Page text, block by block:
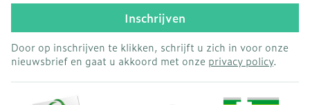
Inschrijven
Door op inschrijven te klikken, schrijft u zich in voor onze
nieuwsbrief en gaat u akkoord met onze privacy policy.